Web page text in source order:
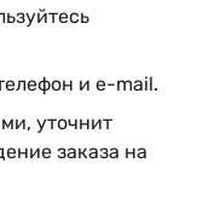
и e-mail.
уточнит
заказа на